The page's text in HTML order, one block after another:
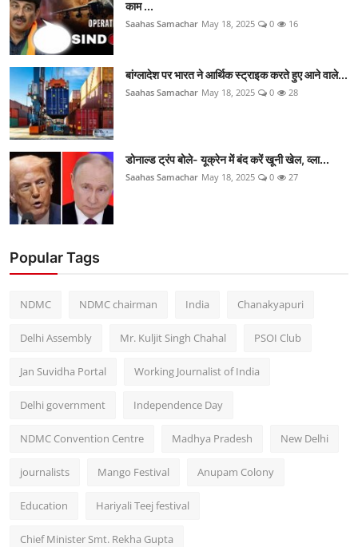
काम ...
Saahas Samachar May 18, 2025 0 16
बांग्लादेश पर भारत ने आर्थिक स्ट्राइक करते हुए आने वाले...
Saahas Samachar May 18, 2025 0 28
डोनाल्ड ट्रंप बोले- यूक्रेन में बंद करें खूनी खेल, व्ला...
Saahas Samachar May 18, 2025 0 27
Popular Tags
NDMC NDMC chairman India Chanakyapuri
Delhi Assembly Mr. Kuljit Singh Chahal PSOI Club
Jan Suvidha Portal Working Journalist of India
Delhi government Independence Day
NDMC Convention Centre Madhya Pradesh New Delhi
journalists Mango Festival Anupam Colony
Education Hariyali Teej festival
Chief Minister Smt. Rekha Gupta